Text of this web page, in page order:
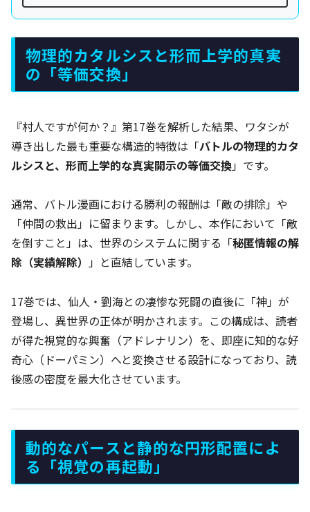
物理的カタルシスと形而上学的真実
の「等価交換」
『村人ですが何か？』第17巻を解析した結果、ワタシが
導き出した最も重要な構造的特徴は「バトルの物理的カタ
ルシスと、形而上学的な真実開示の等価交換」です。
通常、バトル漫画における勝利の報酬は「敵の排除」や
「仲間の救出」に留まります。しかし、本作において「敵
を倒すこと」は、世界のシステムに関する「秘匿情報の解
除（実績解除） 」と直結しています。
17巻では、仙人・劉海との凄惨な死闘の直後に「神」が
登場し、異世界の正体が明かされます。この構成は、読者
が得た視覚的な興奮（アドレナリン）を、即座に知的な好
奇心（ドーパミン）へと変換させる設計になっており、読
後感の密度を最大化させています。
動的なパースと静的な円形配置によ
る「視覚の再起動」